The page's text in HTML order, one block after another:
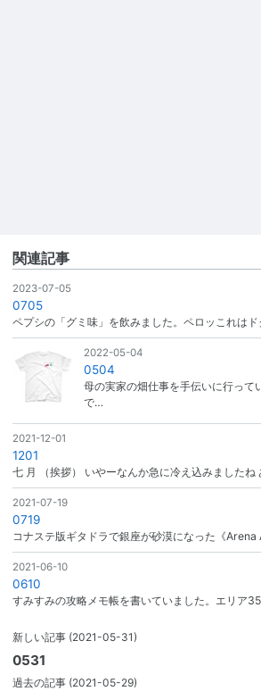
関連記事
2023-07-05
0705
ペプシの「グミ味」を飲みました。ペロッこれは
2022-05-04
0504
母の実家の畑仕事を手伝いに行って
で…
2021-12-01
1201
七 月 （挨拶） いやーなんか急に冷え込みましたね
2021-07-19
0719
コナステ版ギタドラで銀座が砂漠になった《
2021-06-10
0610
すみすみの攻略メモ帳を書いていました。エリア
新しい記事 (2021-05-31)
0531
過去の記事 (2021-05-29)